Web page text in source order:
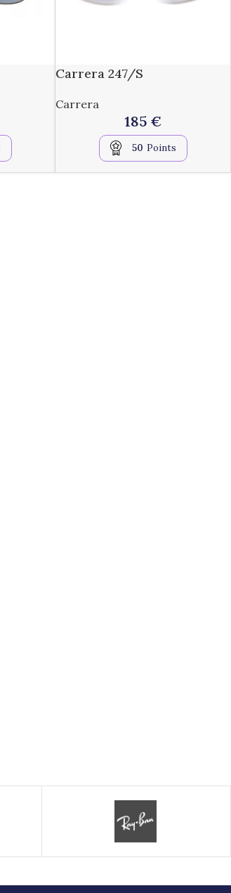
Carrera 247/S
Carrera
185 €
50 Points